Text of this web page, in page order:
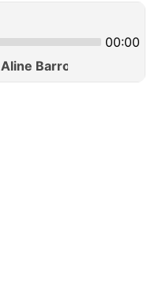
Aline Barros - Sonda-
00:00